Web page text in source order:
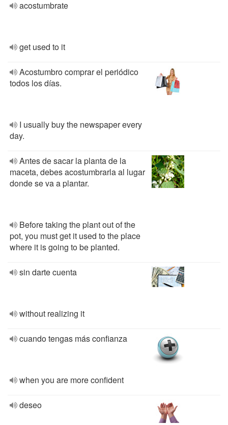
acostumbrate
get used to it
Acostumbro comprar el periódico
todos los días.
I usually buy the newspaper every
day.
Antes de sacar la planta de la
maceta, debes acostumbrarla al lugar
donde se va a plantar.
Before taking the plant out of the
pot, you must get it used to the place
where it is going to be planted.
sin darte cuenta
without realizing it
cuando tengas más confianza
when you are more confident
deseo